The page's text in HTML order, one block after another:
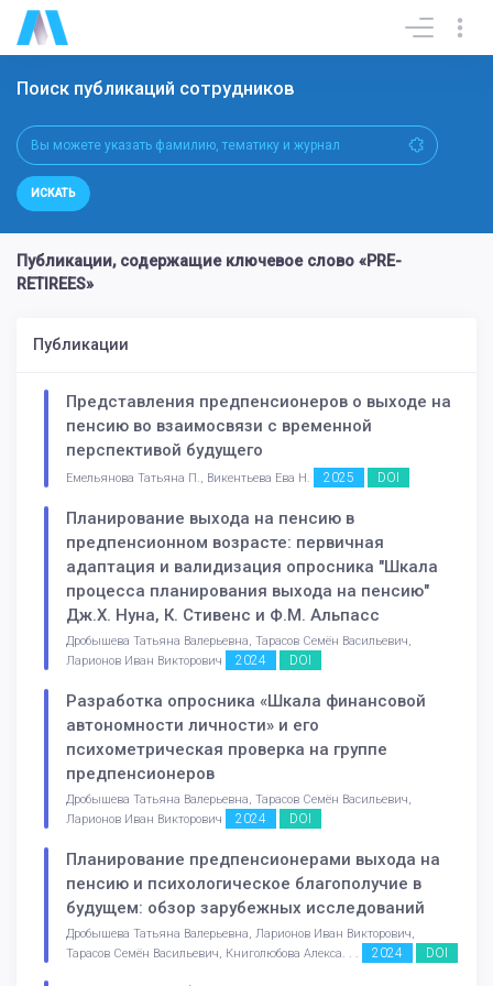
Поиск публикаций сотрудников
ИСКАТЬ
Публикации, содержащие ключевое слово «PRE-
RETIREES»
Публикации
Представления предпенсионеров о выходе на
пенсию во взаимосвязи с временной
перспективой будущего
Емельянова Татьяна П., Викентьева Ева Н. 2025 DOI
Планирование выхода на пенсию в
предпенсионном возрасте: первичная
адаптация и валидизация опросника "Шкала
процесса планирования выхода на пенсию"
Дж.Х. Нуна, К. Стивенс и Ф.М. Альпасс
Дробышева Татьяна Валерьевна, Тарасов Семён Васильевич,
Ларионов Иван Викторович
2024 DOI
Разработка опросника «Шкала финансовой
автономности личности» и его
психометрическая проверка на группе
предпенсионеров
Дробышева Татьяна Валерьевна, Тарасов Семён Васильевич,
Ларионов Иван Викторович
2024 DOI
Планирование предпенсионерами выхода на
пенсию и психологическое благополучие в
будущем: обзор зарубежных исследований
Дробышева Татьяна Валерьевна, Ларионов Иван Викторович,
Тарасов Семён Васильевич, Книголюбова Алекса. . .
2024 DOI